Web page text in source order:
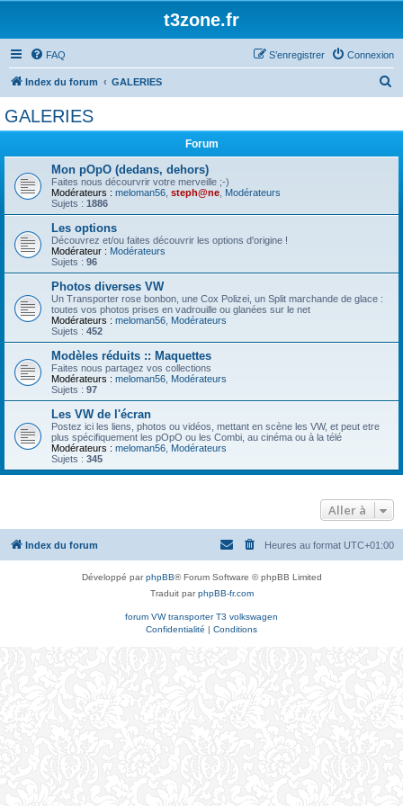
t3zone.fr
FAQ Connexion
S’enregistrer
Index du forum GALERIES
r
GALERIES
Forum
Mon pOpO (dedans, dehors)
Faites nous décourvrir votre merveille ;-)
Modérateurs : meloman56 steph@ne Modérateurs
Sujets : 1886
Les options
Découvrez et/ou faites découvrir les options d'origine !
Modérateur : Modérateurs
Sujets : 96
Photos diverses VW
Un Transporter rose bonbon, une Cox Polizei, un Split marchande de glace :
toutes vos photos prises en vadrouille ou glanées sur le net
Modérateurs : meloman56 Modérateurs
Sujets : 452
Modèles réduits :: Maquettes
Faites nous partagez vos collections
Modérateurs : meloman56 Modérateurs
Sujets : 97
Les VW de l'écran
Postez ici les liens, photos ou vidéos, mettant en scène les VW, et peut etre
plus spécifiquement les pOpO ou les Combi, au cinéma ou à la télé
Modérateurs : meloman56 Modérateurs
Sujets : 345
Aller à
Index du forum Heures au format UTC+01:00
Développé parphpBB® Forum Software © phpBB Limited
Traduit parphpBB-fr.com
forum VW transporter T3 volkswagen
Confidentialité | Conditions